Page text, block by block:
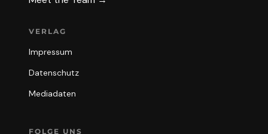
VERLAG
Impressum
Datenschutz
Mediadaten
FOLGE UNS